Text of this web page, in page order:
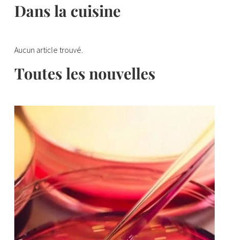
Dans la cuisine
Aucun article trouvé.
Toutes les nouvelles